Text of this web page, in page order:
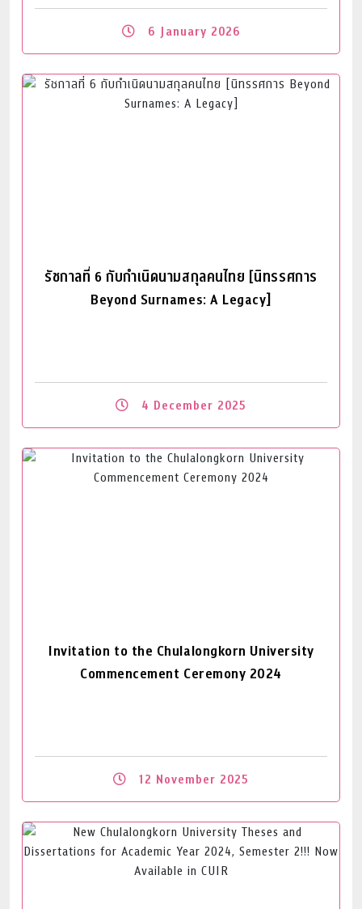
6 January 2026
รัชกาลที่ 6 กับกำเนิดนามสกุลคนไทย [นิทรรศการ
Beyond Surnames: A Legacy]
4 December 2025
Read More
Invitation to the Chulalongkorn University
Commencement Ceremony 2024
12 November 2025
Read More
Read More